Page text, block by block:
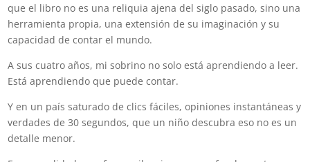
que el libro no es una reliquia ajena del siglo pasado, sino una
herramienta propia, una extensión de su imaginación y su
capacidad de contar el mundo.
A sus cuatro años, mi sobrino no solo está aprendiendo a leer.
Está aprendiendo que puede contar.
Y en un país saturado de clics fáciles, opiniones instantáneas y
verdades de 30 segundos, que un niño descubra eso no es un
detalle menor.